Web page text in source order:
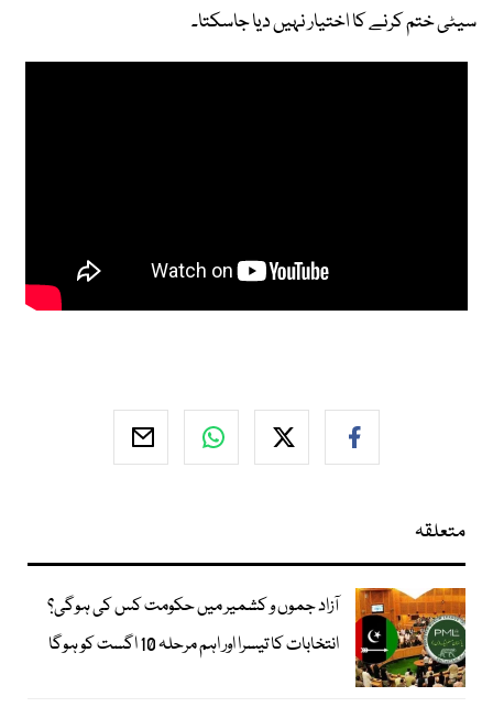
سیٹی ختم کرنے کا اختیار نہیں دیا جاسکتا۔
متعلقہ
آزاد جموں و کشمیر میں حکومت کس کی ہوگی؟
انتخابات کا تیسرا اور اہم مرحلہ 10 اگست کو ہوگا